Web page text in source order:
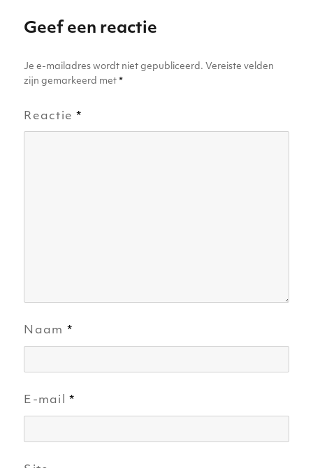
Geef een reactie
Je e-mailadres wordt niet gepubliceerd. Vereiste velden
zijn gemarkeerd met*
Reactie*
Naam *
E-mail*